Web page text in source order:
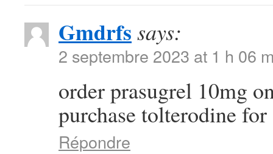
Gmdrfs says:
2 septembre 2023 at 1 h 06
order prasugrel 10mg
purchase tolterodine for
Répondre